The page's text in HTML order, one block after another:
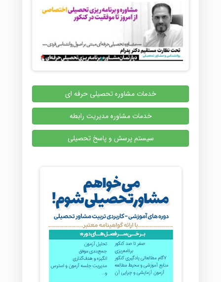
خدمات مشاوره تحصیلی حرفه ای
خدمات مشاوره مدیریت رابطه
سیستم پرسش و پاسخ تحصیلی